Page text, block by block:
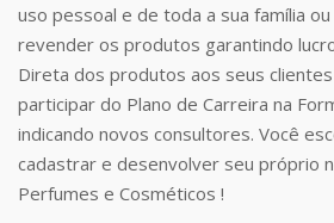
uso pessoal e de toda a sua família
revender os produtos garantindo
Direta dos produtos aos seus
participar do Plano de Carreira na
indicando novos consultores. Você
cadastrar e desenvolver seu próprio
Perfumes e Cosméticos !